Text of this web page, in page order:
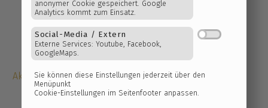
Essenziell
Für die Dauer Ihrer Nutzung wird ein
anonymer Cookie gespeichert. Google
Analytics kommt zum Einsatz.
Externe Services: Youtube, Facebook,
GoogleMaps.
Aktuelles